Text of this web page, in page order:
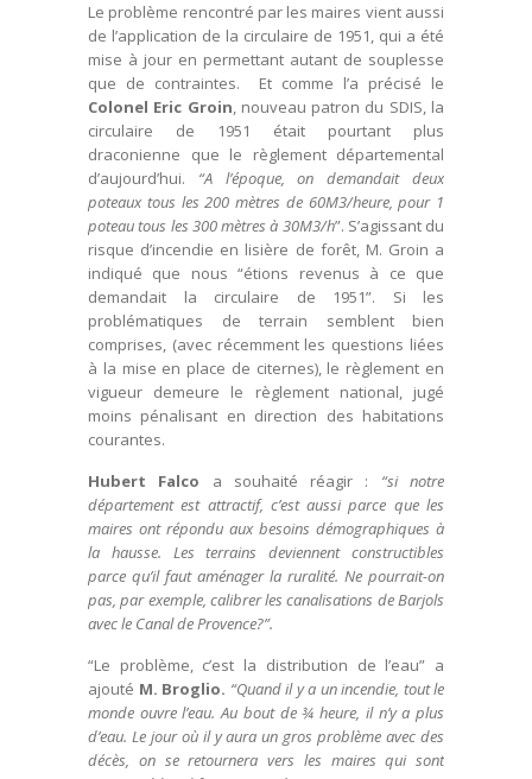
Le problème rencontré par les maires vient aussi
de l’application de la circulaire de 1951, qui a été
mise à jour en permettant autant de souplesse
que de contraintes. Et comme l’a précisé le
Colonel Eric Groin, nouveau patron du SDIS, la
circulaire de 1951 était pourtant plus
draconienne que le règlement départemental
d’aujourd’hui. “A l’époque, on demandait deux
poteaux tous les 200 mètres de 60M3/heure, pour 1
poteau tous les 300 mètres à 30M3/h”. S’agissant du
risque d’incendie en lisière de forêt, M. Groin a
indiqué que nous “étions revenus à ce que
demandait la circulaire de 1951”. Si les
problématiques de terrain semblent bien
comprises, (avec récemment les questions liées
à la mise en place de citernes), le règlement en
vigueur demeure le règlement national, jugé
moins pénalisant en direction des habitations
courantes.
Hubert Falco a souhaité réagir : “si notre
département est attractif, c’est aussi parce que les
maires ont répondu aux besoins démographiques à
la hausse. Les terrains deviennent constructibles
parce qu’il faut aménager la ruralité. Ne pourrait-on
pas, par exemple, calibrer les canalisations de Barjols
avec le Canal de Provence?”.
“Le problème, c’est la distribution de l’eau” a
ajouté M. Broglio. “Quand il y a un incendie, tout le
monde ouvre l’eau. Au bout de ¾ heure, il n’y a plus
d’eau. Le jour où il y aura un gros problème avec des
décès, on se retournera vers les maires qui sont